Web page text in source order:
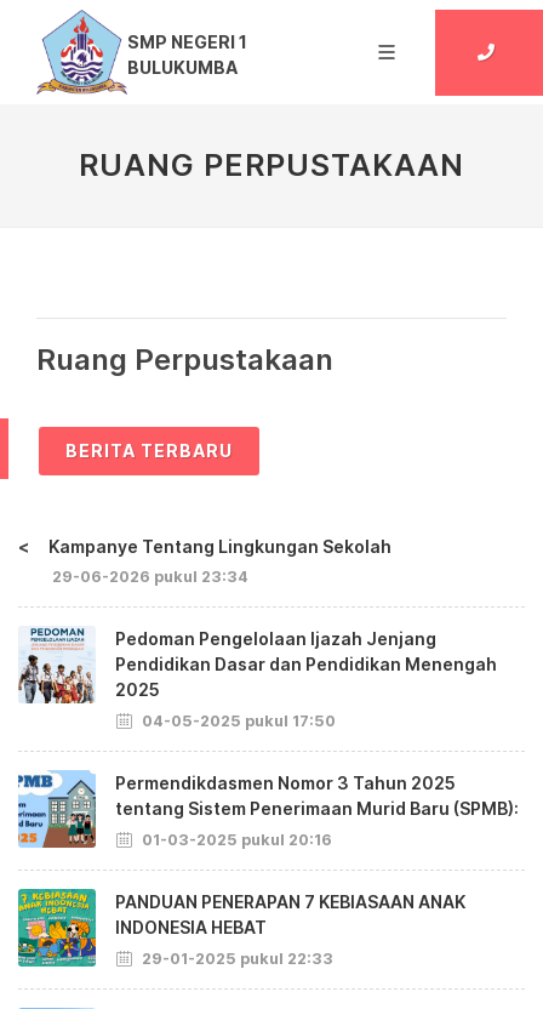
SMP NEGERI 1
BULUKUMBA
RUANG PERPUSTAKAAN
Ruang Perpustakaan
BERITA TERBARU
< Kampanye Tentang Lingkungan Sekolah
29-06-2026 pukul 23:34
Pedoman Pengelolaan Ijazah Jenjang
Pendidikan Dasar dan Pendidikan Menengah
2025
04-05-2025 pukul 17:50
Permendikdasmen Nomor 3 Tahun 2025
tentang Sistem Penerimaan Murid Baru (SPMB):
01-03-2025 pukul 20:16
PANDUAN PENERAPAN 7 KEBIASAAN ANAK
INDONESIA HEBAT
29-01-2025 pukul 22:33